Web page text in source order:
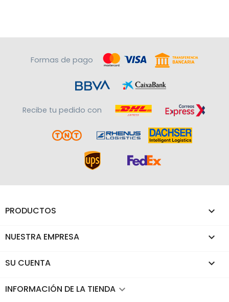
Formas de pago
Recibe tu pedido con
PRODUCTOS 
NUESTRA EMPRESA 
SU CUENTA 
INFORMACIÓN DE LA TIENDA keyboard_arrow_down